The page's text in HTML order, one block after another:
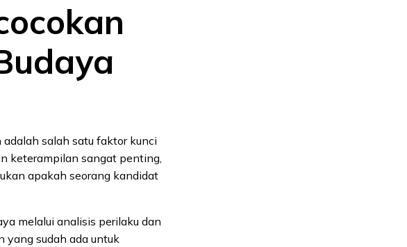
salah satu faktor kunci
keterampilan sangat penting,
apakah seorang kandidat
melalui analisis perilaku dan
yang sudah ada untuk